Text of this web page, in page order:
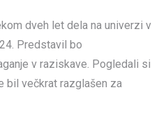
dveh let dela na univerzi v
Predstavil bo
v raziskave. Pogledali si
bil večkrat razglašen za